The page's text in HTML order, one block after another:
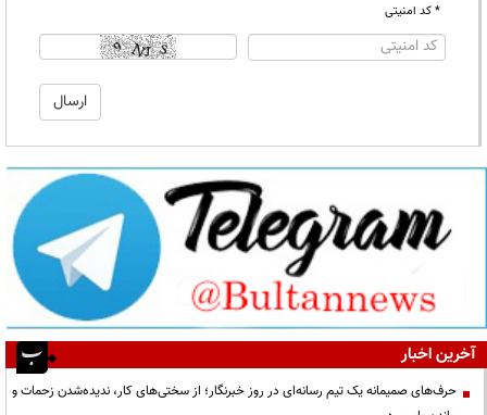
* کد امنیتی
آخرین اخبار
حرف‌های صمیمانه یک تیم رسانه‌ای در روز خبرنگار؛ از سختی‌های کار، ندیده‌شدن زحمات و